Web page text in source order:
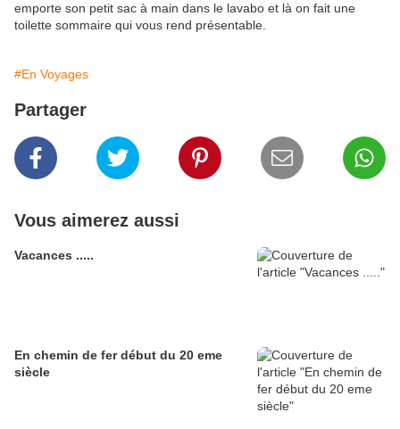
emporte son petit sac à main dans le lavabo et là on fait une
toilette sommaire qui vous rend présentable.
#En Voyages
Partager
Vous aimerez aussi
Vacances .....
En chemin de fer début du 20 eme
siècle